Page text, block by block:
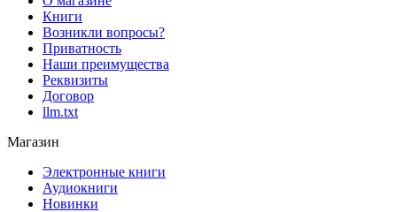
Книги
Возникли вопросы?
Приватность
Наши преимущества
Реквизиты
Договор
llm.txt
Магазин
Электронные книги
Аудиокниги
Новинки